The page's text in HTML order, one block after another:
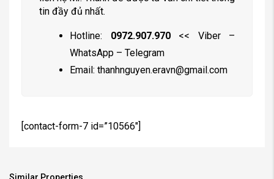
tin đầy đủ nhất.
Hotline: 0972.907.970<< Viber –
WhatsApp – Telegram
Email: thanhnguyen.eravn@gmail.com
[contact-form-7 id=”10566″]